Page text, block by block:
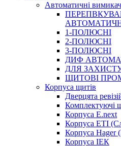
Автоматичні
1-ПОЛЮСНІ
2-ПОЛЮСНІ
3-ПОЛЮСНІ
ДИФ
ДЛЯ
ЩИТОВІ
Корпуса щитів
Дверцята
Комплектуючі
Корпуса E.next
Корпуса ETI
Корпуса Hager
Корпуса ІЕК